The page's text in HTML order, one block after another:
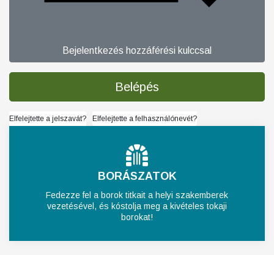
Bejelentkezés hozzáférési kulccsal
Belépés
Elfelejtette a jelszavát? Elfelejtette a felhasználónevét?
BORÁSZATOK
Fedezze fel a borok titkait a helyi szakemberek
vezetésével, és kóstolja meg a kivételes tokaji
borokat!